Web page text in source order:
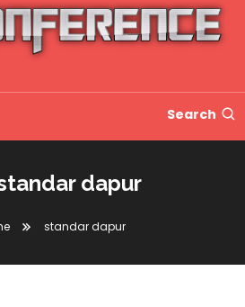
Search
dapur
standar dapur